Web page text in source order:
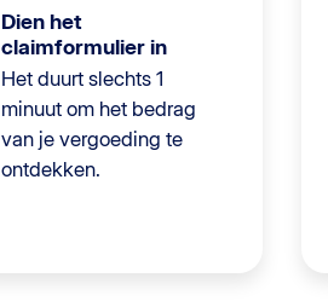
Dien het
claimformulier in
Het duurt slechts 1
minuut om het bedrag
van je vergoeding te
ontdekken.